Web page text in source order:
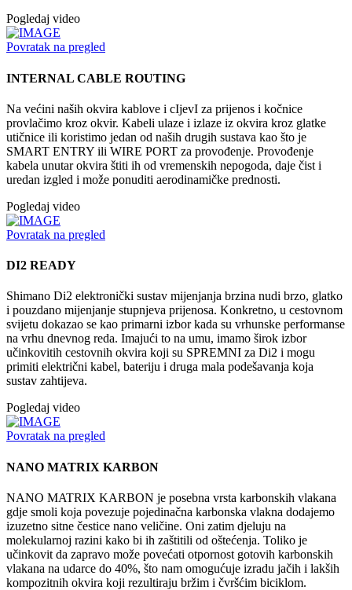
Pogledaj video
Povratak na pregled
INTERNAL CABLE ROUTING
Na većini naših okvira kablove i cIjevI za prijenos i kočnice
provlačimo kroz okvir. Kabeli ulaze i izlaze iz okvira kroz glatke
utičnice ili koristimo jedan od naših drugih sustava kao što je
SMART ENTRY ili WIRE PORT za provođenje. Provođenje
kabela unutar okvira štiti ih od vremenskih nepogoda, daje čist i
uredan izgled i može ponuditi aerodinamičke prednosti.
Pogledaj video
Povratak na pregled
DI2 READY
Shimano Di2 elektronički sustav mijenjanja brzina nudi brzo, glatko
i pouzdano mijenjanje stupnjeva prijenosa. Konkretno, u cestovnom
svijetu dokazao se kao primarni izbor kada su vrhunske performanse
na vrhu dnevnog reda. Imajući to na umu, imamo širok izbor
učinkovitih cestovnih okvira koji su SPREMNI za Di2 i mogu
primiti električni kabel, bateriju i druga mala podešavanja koja
sustav zahtijeva.
Pogledaj video
Povratak na pregled
NANO MATRIX KARBON
NANO MATRIX KARBON je posebna vrsta karbonskih vlakana
gdje smoli koja povezuje pojedinačna karbonska vlakna dodajemo
izuzetno sitne čestice nano veličine. Oni zatim djeluju na
molekularnoj razini kako bi ih zaštitili od oštećenja. Toliko je
učinkovit da zapravo može povećati otpornost gotovih karbonskih
vlakana na udarce do 40%, što nam omogućuje izradu jačih i lakših
kompozitnih okvira koji rezultiraju bržim i čvršćim biciklom.